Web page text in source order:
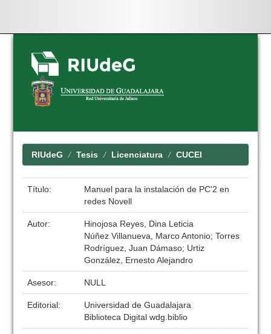
Skip
navigation
RIUdeG Tesis Licenciatura CUCEI
Título:
Manuel para la instalación de PC'2 en
redes Novell
Autor:
Hinojosa Reyes, Dina Leticia
Núñez Villanueva, Marco Antonio; Torres
Rodríguez, Juan Dámaso; Urtiz
González, Ernesto Alejandro
Asesor: NULL
Editorial:
Universidad de Guadalajara
Biblioteca Digital wdg.biblio